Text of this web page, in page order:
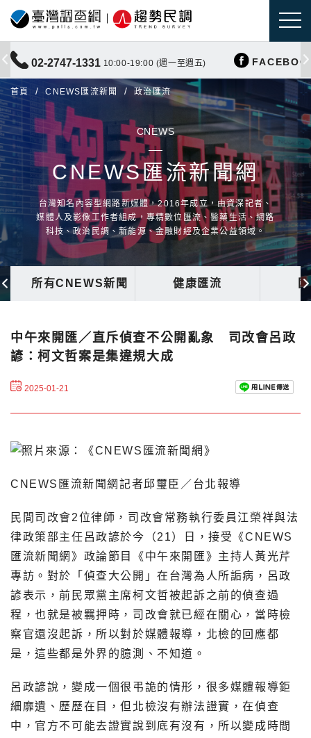
02-2747-1331 10:00-19:00 (週一至週五)
首頁 CNEWS匯流新聞 政治匯流
CNEWS
CNEWS匯流新聞網
台灣知名內容型網路新媒體，2016年成立，由資深記者、
媒體人及影像工作者組成，專精數位匯流、醫藥生活、網路
科技、政治民調、新能源、金融財經及企業公益領域。
所有CNEWS新聞 健康匯流
中午來開匯／直斥偵查不公開亂象 司改會呂政
諺：柯文哲案是集違規大成
2025-01-21
CNEWS匯流新聞網記者邱璽臣／台北報導
民間司改會2位律師，司改會常務執行委員江榮祥與法
律政策部主任呂政諺於今（21）日，接受《CNEWS
匯流新聞網》政論節目《中午來開匯》主持人黃光芹
專訪。對於「偵查大公開」在台灣為人所詬病，呂政
諺表示，前民眾黨主席柯文哲被起訴之前的偵查過
程，也就是被羈押時，司改會就已經在關心，當時檢
察官還沒起訴，所以對於媒體報導，北檢的回應都
是，這些都是外界的臆測、不知道。
呂政諺說，變成一個很弔詭的情形，很多媒體報導鉅
細靡遺、歷歷在目，但北檢沒有辦法證實，在偵查
中，官方不可能去證實說到底有沒有，所以變成時間